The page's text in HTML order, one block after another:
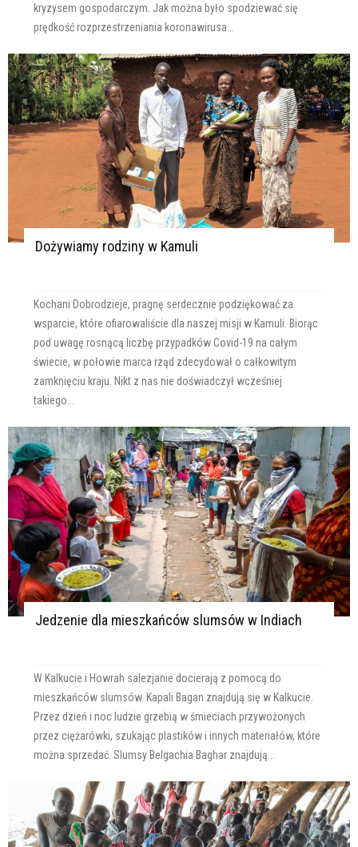
kryzysem gospodarczym. Jak można było spodziewać się
prędkość rozprzestrzeniania koronawirusa...
Dożywiamy rodziny w Kamuli
Kochani Dobrodzieje, pragnę serdecznie podziękować za
wsparcie, które ofiarowaliście dla naszej misji w Kamuli. Biorąc
pod uwagę rosnącą liczbę przypadków Covid-19 na całym
świecie, w połowie marca rząd zdecydował o całkowitym
zamknięciu kraju. Nikt z nas nie doświadczył wcześniej
takiego...
Jedzenie dla mieszkańców slumsów w Indiach
W Kalkucie i Howrah salezjanie docierają z pomocą do
mieszkańców slumsów. Kapali Bagan znajdują się w Kalkucie.
Przez dzień i noc ludzie grzebią w śmieciach przywożonych
przez ciężarówki, szukając plastików i innych materiałów, które
można sprzedać. Slumsy Belgachia Baghar znajdują...